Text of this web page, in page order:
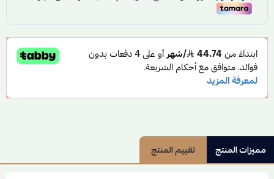
مميزات المنتج تقييم المنتج